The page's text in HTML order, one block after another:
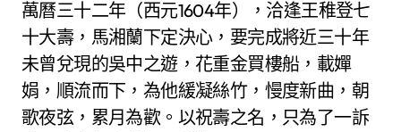
萬曆三十二年（西元1604年），洽逢王稚登七
十大壽，馬湘蘭下定決心，要完成將近三十年
未曾兌現的吳中之遊，花重金買樓船，載嬋
娟，順流而下，為他緩凝絲竹，慢度新曲，朝
歌夜弦，累月為歡。以祝壽之名，只為了一訴